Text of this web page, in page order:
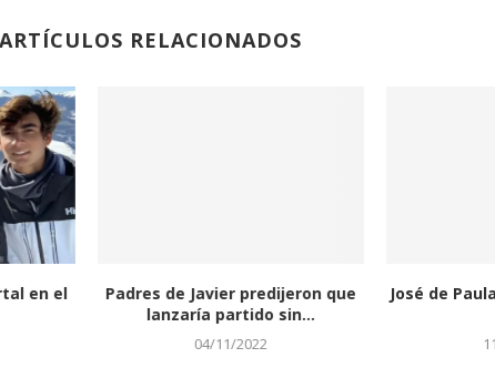
ARTÍCULOS RELACIONADOS
José de Paula lidera a criollos en
el...
Equipos infantil y
clasifican a